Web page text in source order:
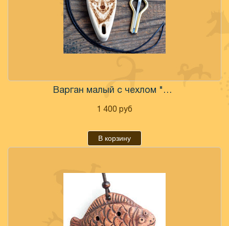
Варган малый с чехлом "Волк"
1 400 руб
В корзину